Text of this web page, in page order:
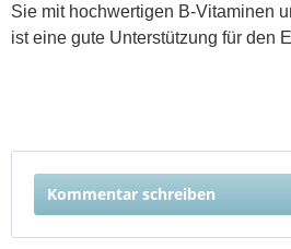
Sie mit hochwertigen B-Vitaminen
ist eine gute Unterstützung für den
Kommentar schreiben